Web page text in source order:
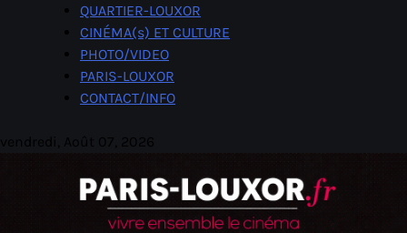
QUARTIER-LOUXOR
CINÉMA(s) ET CULTURE
PHOTO/VIDEO
PARIS-LOUXOR
CONTACT/INFO
vendredi, Août 07, 2026